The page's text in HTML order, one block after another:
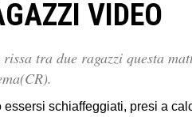
VIDEO
tra due ragazzi questa
essersi schiaffeggiati, presi a